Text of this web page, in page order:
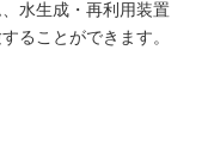
水生成・再利用装置
ることができます。